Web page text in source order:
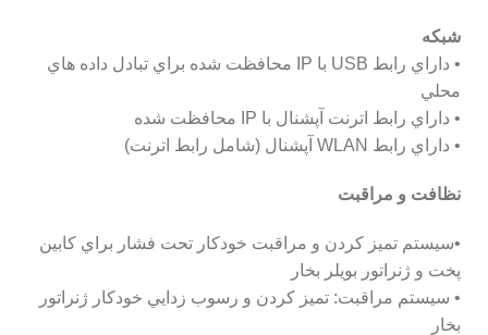
شبكه
• داراي رابط USB با IP محافظت شده براي تبادل داده هاي
محلي
• داراي رابط اترنت آپشنال با IP محافظت شده
• داراي رابط WLAN آپشنال (شامل رابط اترنت)
نظافت و مراقبت
•سيستم تميز كردن و مراقبت خودكار تحت فشار براي كابين
پخت و ژنراتور بويلر بخار
• سيستم مراقبت: تميز كردن و رسوب زدايي خودكار ژنراتور
بخار